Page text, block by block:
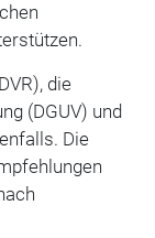
die
(DGUV) und
Die